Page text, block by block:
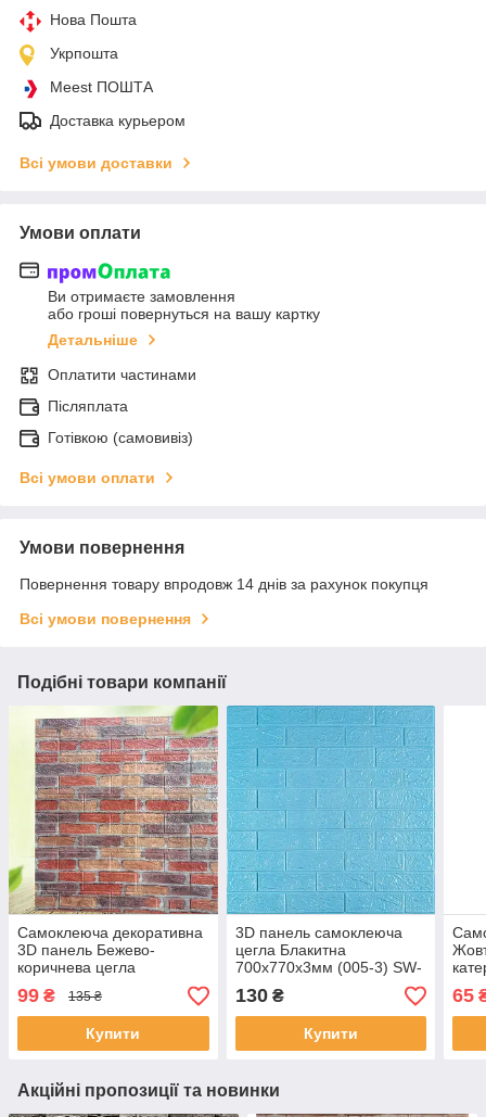
Нова Пошта
Укрпошта
Meest ПОШТА
Доставка курьером
Всі умови доставки
Умови оплати
Ви отримаєте замовлення
або гроші повернуться на вашу картку
Детальніше
Оплатити частинами
Післяплата
Готівкою (самовивіз)
Всі умови оплати
Умови повернення
Повернення товару впродовж 14 днів за рахунок покупця
Всі умови повернення
Подібні товари компанії
Самоклеюча декоративна
3D панель Бежево-
коричнева цегла
Катеринослав
700х770х5мм
99 ₴ 135 ₴
Купити
3D панель самоклеюча
цегла Блакитна
700х770х3мм (005-3) SW-
00000232
130₴
Купити
65
Акційні пропозиції та новинки